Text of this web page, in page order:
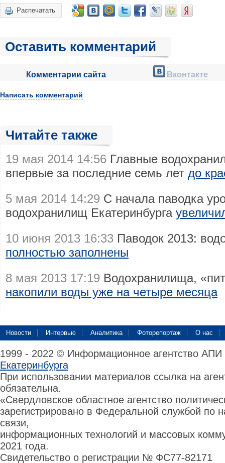
Распечатать
Оставить комментарий
Комментарии сайта Вконтакте
Написать комментарий
Читайте также
19 мая 2014 14:56 Главные
впервые за последние семь лет до
5 мая 2014 14:29 С начала паводка
водохранилищ Екатеринбурга
10 июня 2013 16:33 Паводок 2013:
полностью заполнены
8 мая 2013 17:19 Водохранилища,
накопили воды уже на четыре месяца
Новости Интервью Аналитика Фоторепортаж О нас
1999 - 2022 © Информационное агентство
Екатеринбурга
При использовании материалов ссылка на
обязательна.
«Свердловское областное агентство
зарегистрировано в Федеральной службой по
связи,
информационных технологий и массовых
2021 года.
Свидетельство о регистрации № ФС77-82171